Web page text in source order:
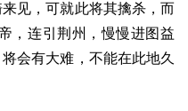
见，可就此将其擒杀，而
，连引荆州，慢慢进图益
会有大难，不能在此地久